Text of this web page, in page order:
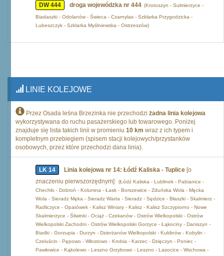
DW 444 droga wojewódzka nr 444 (Krotoszyn - Sulmierzyce -
Biadaszki - Odolanów - Świeca - Czarnylas - Szklarka Przygodzicka -
Lubeszczyk - Szklarka Myślniewska - Ostrzeszów)
LINIE KOLEJOWE
Przez Osada leśna Brzezinka nie przechodzi żadna linia kolejowa
wykorzystywana do ruchu pasażerskiego lub towarowego. Poniżej
znajduje się lista takich linii w promieniu 10 km wraz z ich typem i
kompletnym przebiegiem (spisem stacji kolejowych/przystanków
osobowych, przez które przechodzi dana linia).
LK 14 Linia kolejowa nr 14: Łódź Kaliska - Tuplice [o
znaczeniu pierwszorzędnym]
(Łódź Kaliska - Lublinek - Pabianice -
Chechło - Dobroń - Kolumna - Łask - Borszewice - Zduńska Wola - Męcka
Wola - Sieradz Męka - Sieradz Warta - Sieradz - Sędzice - Błaszki - Skalmierz -
Radliczyce - Opatówek - Kalisz Winiary - Kalisz - Kalisz Szczypiorno - Nowe
Skalmierzyce - Śliwinki - Ociąż - Czekanów - Ostrów Wielkopolski - Ostrów
Wielkopolski Zachodni - Ostrów Wielkopolski Gorzyce - Łąkociny - Daniszyn -
Biadki - Gorzupia - Durzyn - Dzierżanów Wielkopolski - Kuklinów - Kobylin -
Czeluścin - Pępowo - Włostowo - Krobia - Karzec - Dzięczyn - Poniec -
Pawłowice - Kąkolewo - Leszno Grzybowo - Leszno - Lasocice - Wschowa -